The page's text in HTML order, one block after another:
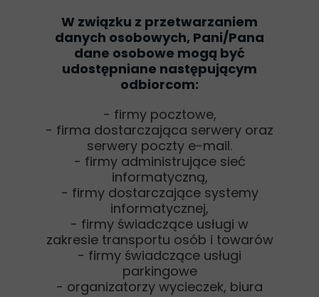
W związku z przetwarzaniem
danych osobowych, Pani/Pana
dane osobowe mogą być
udostępniane następującym
odbiorcom:
- firmy pocztowe,
- firma dostarczająca serwery oraz
serwery poczty e-mail.
- firmy administrujące sieć
informatyczną,
- firmy dostarczające systemy
informatycznej,
- firmy świadczące usługi w
zakresie transportu osób i towarów
- firmy świadczące usługi
parkingowe
- organizatorzy wycieczek, biura